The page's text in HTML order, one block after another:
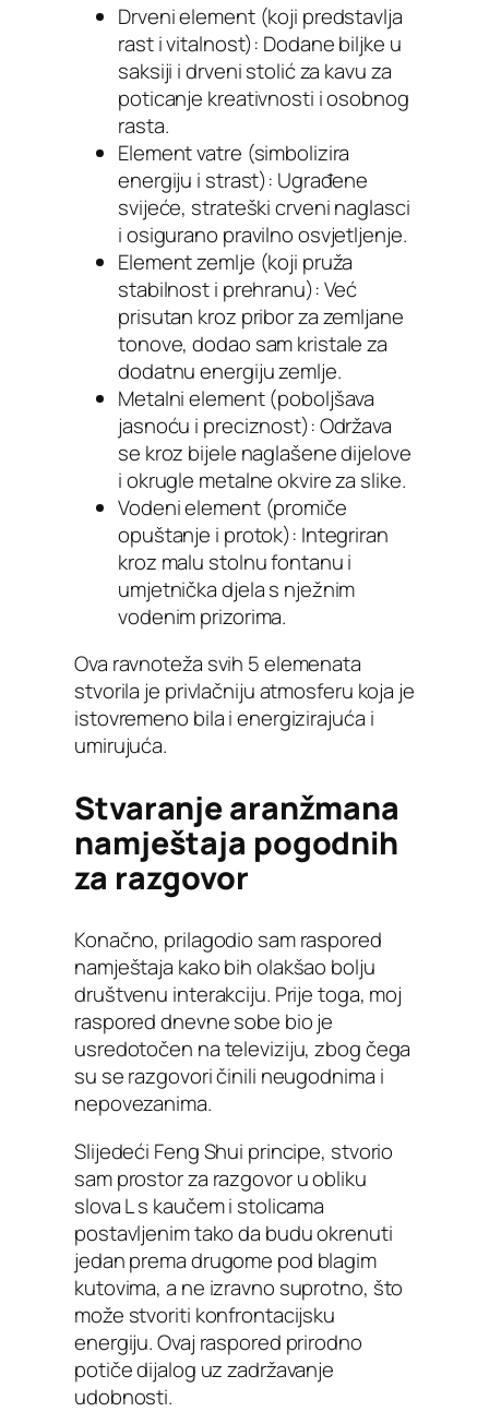
Drveni element (koji predstavlja
rast i vitalnost): Dodane biljke u
saksiji i drveni stolić za kavu za
poticanje kreativnosti i osobnog
rasta.
Element vatre (simbolizira
energiju i strast): Ugrađene
svijeće, strateški crveni naglasci
i osigurano pravilno osvjetljenje.
Element zemlje (koji pruža
stabilnost i prehranu): Već
prisutan kroz pribor za zemljane
tonove, dodao sam kristale za
dodatnu energiju zemlje.
Metalni element (poboljšava
jasnoću i preciznost): Održava
se kroz bijele naglašene dijelove
i okrugle metalne okvire za slike.
Vodeni element (promiče
opuštanje i protok): Integriran
kroz malu stolnu fontanu i
umjetnička djela s nježnim
vodenim prizorima.
Ova ravnoteža svih 5 elemenata
stvorila je privlačniju atmosferu koja je
istovremeno bila i energizirajuća i
umirujuća.
Stvaranje aranžmana
namještaja pogodnih
za razgovor
Konačno, prilagodio sam raspored
namještaja kako bih olakšao bolju
društvenu interakciju. Prije toga, moj
raspored dnevne sobe bio je
usredotočen na televiziju, zbog čega
su se razgovori činili neugodnima i
nepovezanima.
Slijedeći Feng Shui principe, stvorio
sam prostor za razgovor u obliku
slova L s kaučem i stolicama
postavljenim tako da budu okrenuti
jedan prema drugome pod blagim
kutovima, a ne izravno suprotno, što
može stvoriti konfrontacijsku
energiju. Ovaj raspored prirodno
potiče dijalog uz zadržavanje
udobnosti.